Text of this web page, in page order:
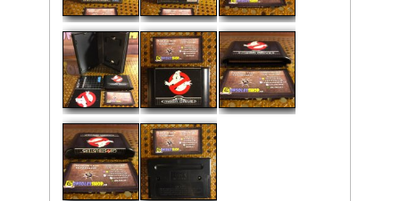
Внимание! Разработчики не установили
игру, поэтому она будет работать не только на Sega
(PAL), но и на Sega Genesis (NTSC-U) - форма
одинаковая.
Рейтинг:
Средняя:5 (2оценки)
Фото: